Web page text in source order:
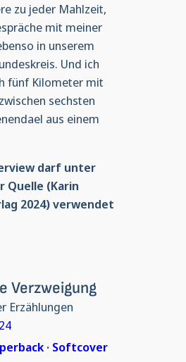
zu jeder Mahlzeit,
mit meiner
in unserem
Und ich
fünf Kilometer mit
sechsten
aus einem
darf unter
Quelle (Karin
2024) verwendet
Verzweigung
Erzählungen
· Softcover